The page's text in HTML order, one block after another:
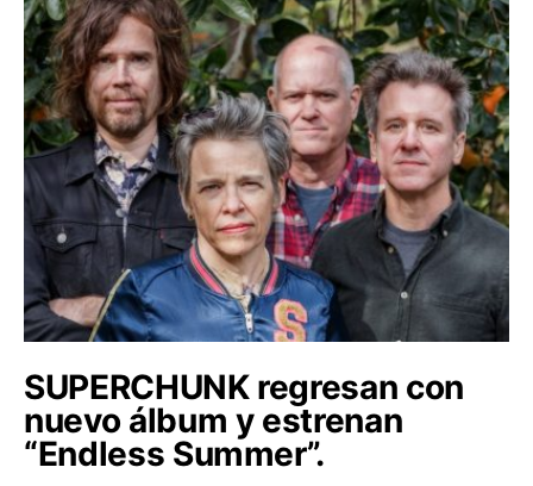
SUPERCHUNK regresan con
nuevo álbum y estrenan
“Endless Summer”.